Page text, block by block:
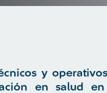
y
en salud